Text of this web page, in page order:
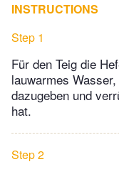
INSTRUCTIONS
Step 1
Für den Teig die
lauwarmes
dazugeben und
hat.
Step 2